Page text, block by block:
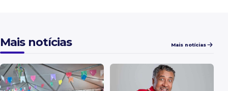
Mais notícias Mais notícias